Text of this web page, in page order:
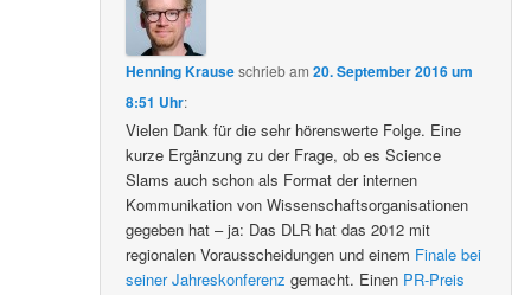
Henning Krauseschriebam20. September 2016 um
8:51 Uhr:
Vielen Dank für die sehr hörenswerte Folge. Eine
kurze Ergänzung zu der Frage, ob es Science
Slams auch schon als Format der internen
Kommunikation von Wissenschaftsorganisationen
gegeben hat – ja: Das DLR hat das 2012 mit
regionalen Vorausscheidungen und einem Finale bei
seiner Jahreskonferenz gemacht. Einen PR-Preis